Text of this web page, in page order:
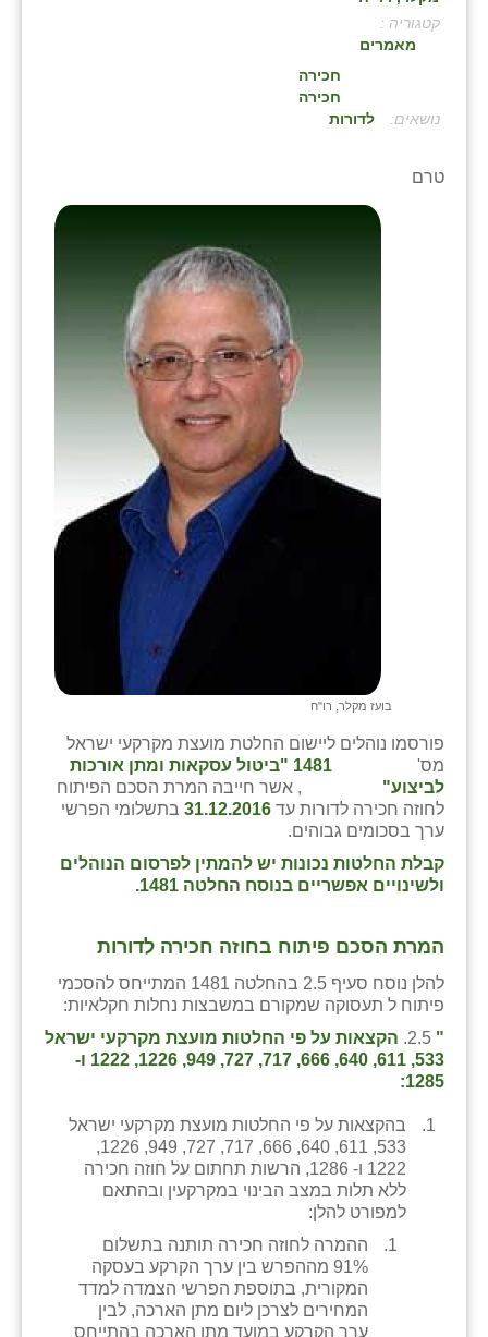
קטגוריה :
מאמרים
:
חכירה
חכירה
לדורות
בועז מקלר, רו"ח
טרם
פורסמו נוהלים ליישום החלטת מועצת מקרקעי ישראל
מס'
1481 "ביטול עסקאות ומתן אורכות
לביצוע"
, אשר חייבה המרת הסכם הפיתוח
לחוזה חכירה לדורות עד 31.12.2016 בתשלומי הפרשי
ערך בסכומים גבוהים.
קבלת החלטות נכונות יש להמתין לפרסום הנוהלים
ולשינויים אפשריים בנוסח החלטה 1481.
המרת הסכם פיתוח בחוזה חכירה לדורות
להלן נוסח סעיף 2.5 בהחלטה 1481 המתייחס להסכמי
פיתוח ל תעסוקה שמקורם במשבצות נחלות חקלאיות:
"
הקצאות על פי החלטות מועצת מקרקעי ישראל
533, 611, 640, 666, 717, 727, 949, 1226, 1222 ו-
1285:
בהקצאות על פי החלטות מועצת מקרקעי ישראל
533, 611, 640, 666, 717, 727, 949, 1226,
1222 ו- 1286, הרשות תחתום על חוזה חכירה
ללא תלות במצב הבינוי במקרקעין ובהתאם
למפורט להלן:
ההמרה לחוזה חכירה תותנה בתשלום
91% מההפרש בין ערך הקרקע בעסקה
המקורית, בתוספת הפרשי הצמדה למדד
המחירים לצרכן ליום מתן הארכה, לבין
ערך הקרקע במועד מתן הארכה בהתייחס
בני ציון
בקעות
יקנעם
כליל
יד השמונה
כפר ביאליק
כפר הרי״ף
כפר מישר
כפר מע״ש
כפר מרדכי
כפר סבא (אגרא)
כפר שמריהו